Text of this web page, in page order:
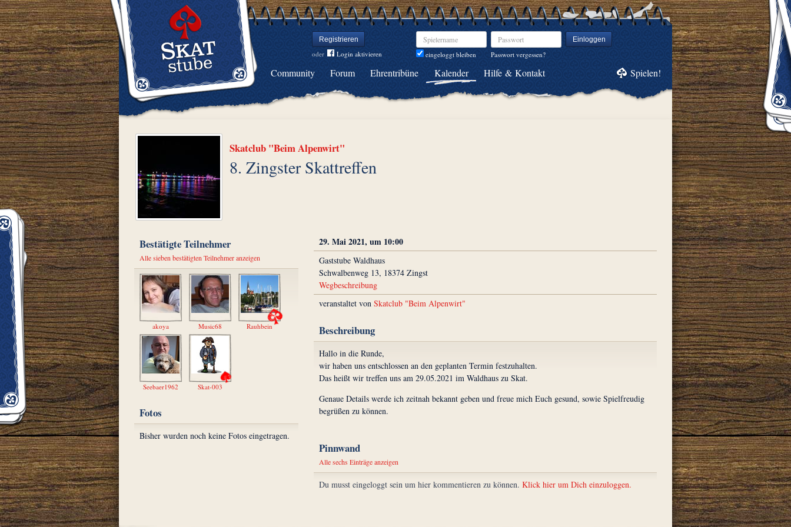
Registrieren
oder Login aktivieren
Spielername
eingeloggt bleiben
Passwort Einloggen
Passwort vergessen?
Community Forum Ehrentribüne Kalender Hilfe & Kontakt Spielen!
Skatclub "Beim Alpenwirt"
8. Zingster Skattreffen
Bestätigte Teilnehmer
Alle sieben bestätigten Teilnehmer anzeigen
akoya Music68 Rauhbein
Seebaer1962 Skat-003
Fotos
Bisher wurden noch keine Fotos eingetragen.
29. Mai 2021, um 10:00
Gaststube Waldhaus
Schwalbenweg 13, 18374 Zingst
Wegbeschreibung
veranstaltet von Skatclub "Beim Alpenwirt"
Beschreibung
Hallo in die Runde,
wir haben uns entschlossen an den geplanten Termin festzuhalten.
Das heißt wir treffen uns am 29.05.2021 im Waldhaus zu Skat.
Genaue Details werde ich zeitnah bekannt geben und freue mich Euch gesund, sowie Spielfreudig
begrüßen zu können.
Pinnwand
Alle sechs Einträge anzeigen
Du musst eingeloggt sein um hier kommentieren zu können. Klick hier um Dich einzuloggen.